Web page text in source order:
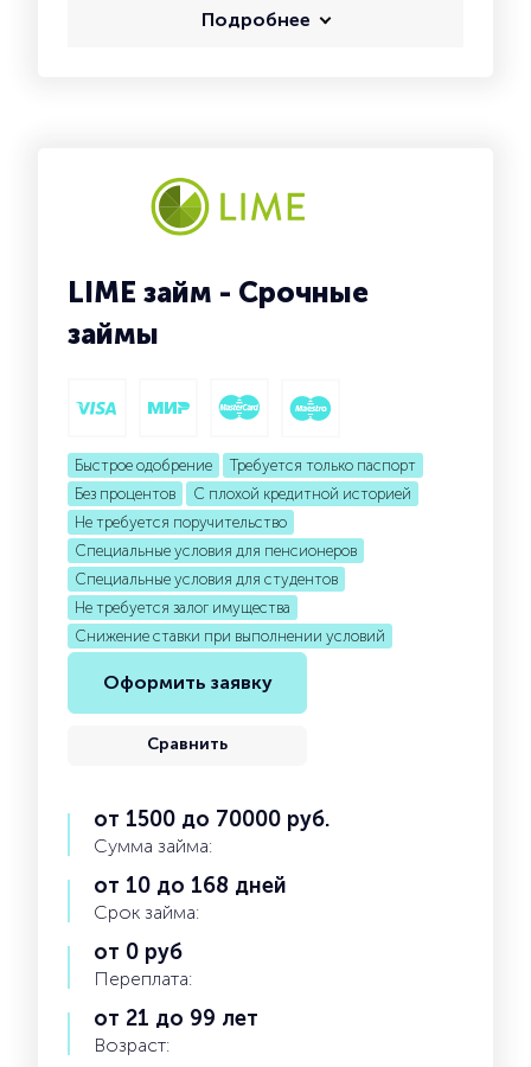
Подробнее
LIME займ - Срочные
займы
Быстрое одобрение
Требуется только паспорт
Без процентов
С плохой кредитной историей
Не требуется поручительство
Специальные условия для пенсионеров
Специальные условия для студентов
Не требуется залог имущества
Снижение ставки при выполнении условий
Оформить заявку
Сравнить
от 1500 до 70000 руб.
Сумма займа:
от 10 до 168 дней
Срок займа:
от 0 руб
Переплата:
от 21 до 99 лет
Возраст: